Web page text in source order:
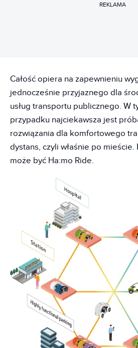
REKLAMA
Całość opiera na zapewnieniu
jednocześnie przyjaznego dla
usług transportu publicznego. W
przypadku najciekawsza jest
rozwiązania dla komfortowego
dystans, czyli właśnie po
może być Ha:mo Ride.